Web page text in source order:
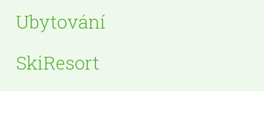
Ubytování
SkiResort